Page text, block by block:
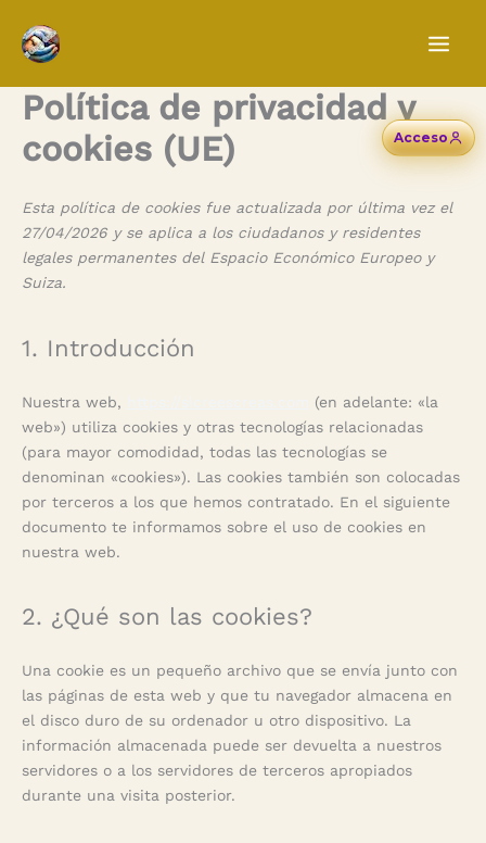
contenido
Política de privacidad y
cookies (UE)
Esta política de cookies fue actualizada por última vez el
27/04/2026 y se aplica a los ciudadanos y residentes
legales permanentes del Espacio Económico Europeo y
Suiza.
1. Introducción
Nuestra web,
(en adelante: «la
web») utiliza cookies y otras tecnologías relacionadas
(para mayor comodidad, todas las tecnologías se
denominan «cookies»). Las cookies también son colocadas
por terceros a los que hemos contratado. En el siguiente
documento te informamos sobre el uso de cookies en
nuestra web.
2. ¿Qué son las cookies?
Una cookie es un pequeño archivo que se envía junto con
las páginas de esta web y que tu navegador almacena en
el disco duro de su ordenador u otro dispositivo. La
información almacenada puede ser devuelta a nuestros
servidores o a los servidores de terceros apropiados
durante una visita posterior.
Acceso